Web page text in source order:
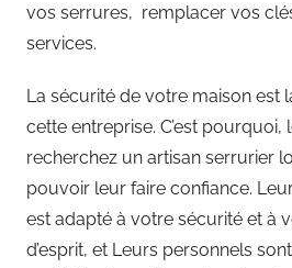
vos serrures, remplacer vos
services.
La sécurité de votre maison est
cette entreprise. C’est
recherchez un artisan serrurier
pouvoir leur faire confiance.
est adapté à votre sécurité et à
d’esprit, et Leurs personnels